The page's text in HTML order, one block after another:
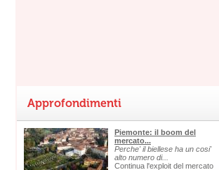
Approfondimenti
Piemonte: il boom del
mercato...
Perche' il biellese ha un cosi'
alto numero di...
Continua l'exploit del mercato